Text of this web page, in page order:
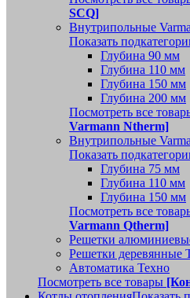
SCQ]
Внутрипольные
Показать
Глубина 90 мм
Глубина 110 мм
Глубина 150 мм
Глубина 200 мм
Посмотреть все
Varmann Ntherm]
Внутрипольные
Показать
Глубина 75 мм
Глубина 110 мм
Глубина 150 мм
Посмотреть все
Varmann Qtherm]
Решетки
Решетки деревянные
Автоматика Техно
Посмотреть все товары